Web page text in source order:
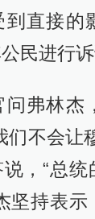
到直接的
民进行诉
问弗林杰
们不会让
，“总
坚持表